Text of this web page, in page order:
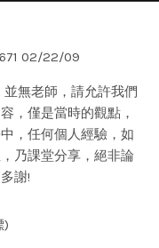
02/22/09
無老師，請允許我們
，僅是當時的觀點，
，任何個人經驗，如
乃課堂分享，絕非論
謝!
)